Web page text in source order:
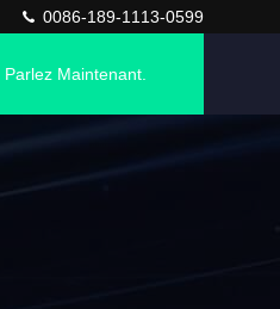
0086-189-1113-0599
Parlez Maintenant.